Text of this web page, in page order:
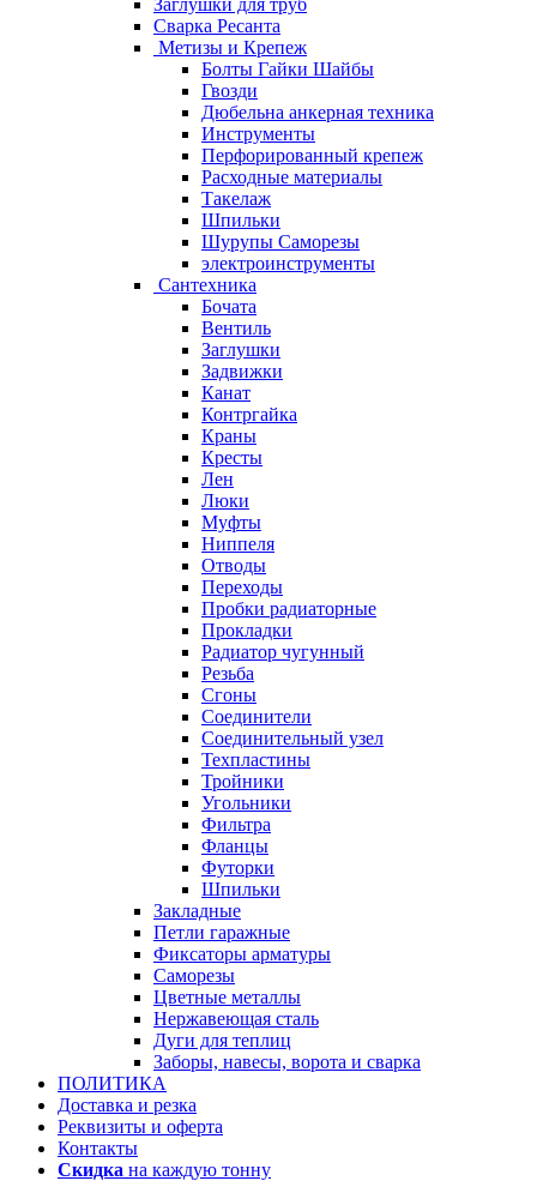
Заглушки для труб
Сварка Ресанта
Метизы и Крепеж
Болты Гайки Шайбы
Гвозди
Дюбельна анкерная техника
Инструменты
Перфорированный крепеж
Расходные материалы
Такелаж
Шпильки
Шурупы Саморезы
электроинструменты
Сантехника
Бочата
Вентиль
Заглушки
Задвижки
Канат
Контргайка
Краны
Кресты
Лен
Люки
Муфты
Ниппеля
Отводы
Переходы
Пробки радиаторные
Прокладки
Радиатор чугунный
Резьба
Сгоны
Соединители
Соединительный узел
Техпластины
Тройники
Угольники
Фильтра
Фланцы
Футорки
Шпильки
Закладные
Петли гаражные
Фиксаторы арматуры
Саморезы
Цветные металлы
Нержавеющая сталь
Дуги для теплиц
Заборы, навесы, ворота и сварка
ПОЛИТИКА
Доставка и резка
Реквизиты и оферта
Контакты
Скидка на каждую тонну